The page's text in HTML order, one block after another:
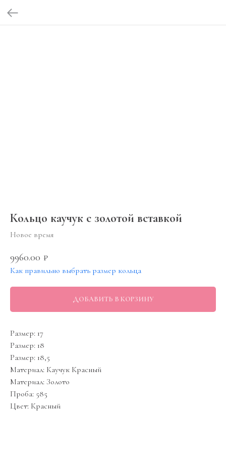
Кольцо каучук с золотой вставкой
Новое время
9960.00 ₽
Как правильно выбрать размер кольца
ДОБАВИТЬ В КОРЗИНУ
Размер: 17
Размер: 18
Размер: 18,5
Материал: Каучук Красный
Материал: Золото
Проба: 585
Цвет: Красный